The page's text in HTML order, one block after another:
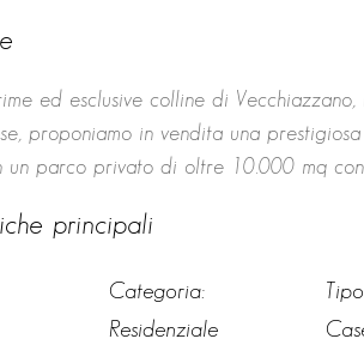
ed esclusive colline di
proponiamo in vendita una
un parco privato di oltre 10.000 mq
si sviluppa prevalentemente al piano
si apre su un iconico giardino
scenografico in ogni stagione,
principali
Categoria:
Residenziale